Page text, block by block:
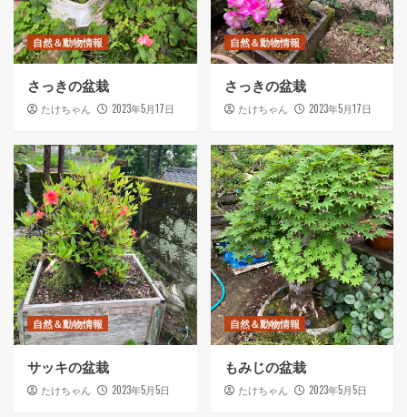
自然＆動物情報
さっきの盆栽
たけちゃん 2023年5月17日
自然＆動物情報
さっきの盆栽
たけちゃん 2023年5月17日
自然＆動物情報
サッキの盆栽
たけちゃん 2023年5月5日
自然＆動物情報
もみじの盆栽
たけちゃん 2023年5月5日